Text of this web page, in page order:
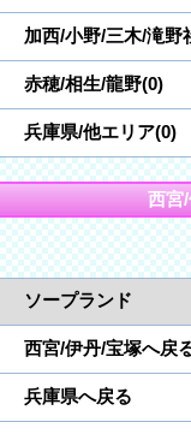
加西/小野/三木/滝野
赤穂/相生/龍野(0)
兵庫県/他エリア(0)
西宮
ソープランド
西宮/伊丹/宝塚へ戻
兵庫県へ戻る